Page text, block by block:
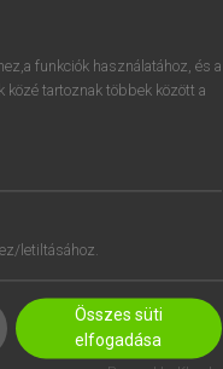
funkciók használatához, és a
tartoznak többek között a
letiltásához.
Összes süti
elfogadása